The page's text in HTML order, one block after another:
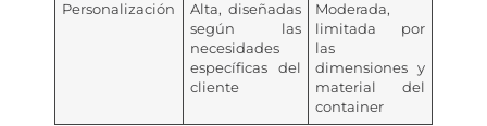
Personalización
Alta, diseñadas
según las
necesidades
específicas del
cliente
Moderada,
limitada por
las
dimensiones y
material del
container